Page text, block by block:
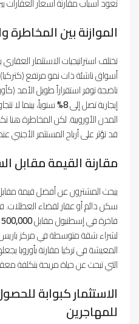
تعود أسباب مقارنة أسعار العقارات
الموازنة بين المخاطرة
تختلف استراتيجيات الاستثمار
أسواق ناشئة ذات نمو مرتفع
ناضجة توفر استقراراً طويل الأمد
إيجارية تصل إلى8% سنوياً، بينما لا
المدن الأوروبية. لكن المخاطرة هنا
قد تؤثر على أرباح المستثمر الأجنبي
مقارنة القيمة مقابل
يبحث المشترون عن أفضل قيمة
سكن دائم أو عقار لقضاء
فاخرة في إسطنبول مقابل500,000 دولار
لشراء شقة متوسطة في مركز باريس
المعيشة في تركيا مقارنة بأوروبا
التي تبحث عن حياة مريحة بتكلفة
الاستثمار كبوابة
للمهاجرين